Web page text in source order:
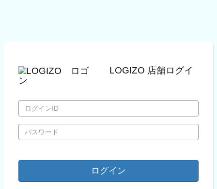
LOGIZO 店舗ログイ
ン
ロ
イ
ン
パ
ワ
ログイン